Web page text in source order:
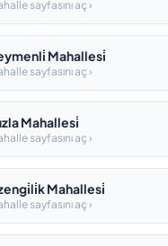
sayfasını aç ›
Mahallesi̇
sayfasını aç ›
Mahallesi̇
sayfasını aç ›
Mahallesi̇
sayfasını aç ›